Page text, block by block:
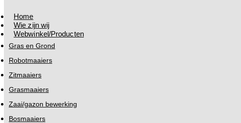
Home
Wie zijn wij
Webwinkel/Producten
Gras en Grond
Robotmaaiers
Zitmaaiers
Grasmaaiers
Zaai/gazon bewerking
Bosmaaiers